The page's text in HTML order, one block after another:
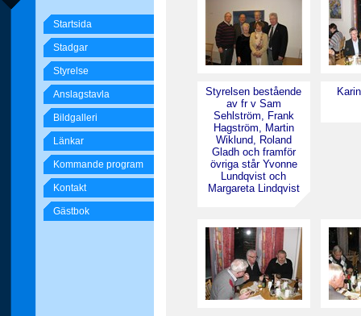
Startsida
Stadgar
Styrelse
Anslagstavla
Bildgalleri
Länkar
Kommande program
Kontakt
Gästbok
Styrelsen bestående
av fr v Sam
Sehlström, Frank
Hagström, Martin
Wiklund, Roland
Gladh och framför
övriga står Yvonne
Lundqvist och
Margareta Lindqvist